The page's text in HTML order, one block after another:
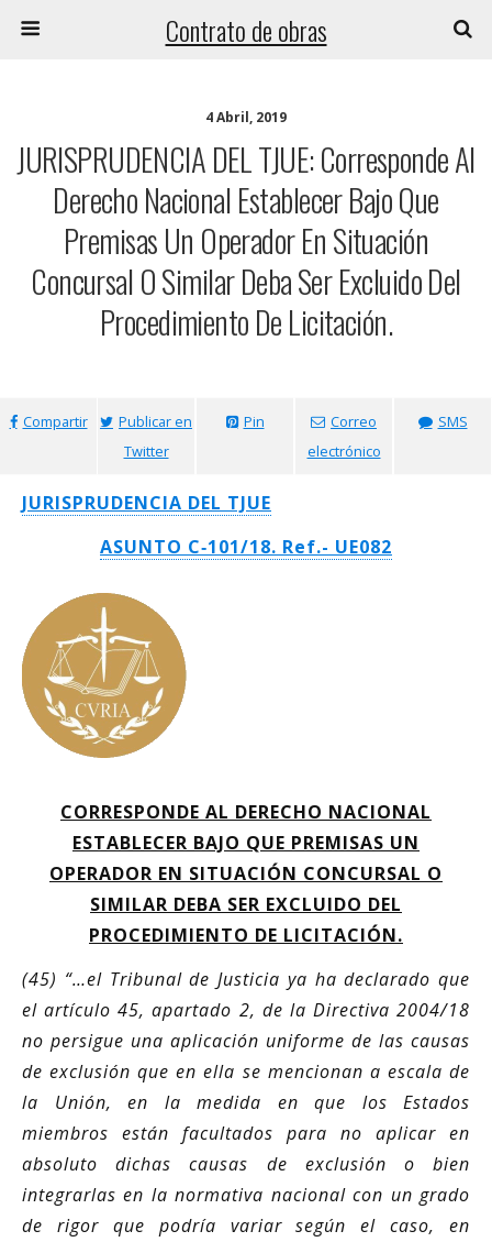
Contrato de obras
4 Abril, 2019
JURISPRUDENCIA DEL TJUE: Corresponde Al
Derecho Nacional Establecer Bajo Que
Premisas Un Operador En Situación
Concursal O Similar Deba Ser Excluido Del
Procedimiento De Licitación.
Compartir
Publicar en
Twitter
Pin
Correo
electrónico
SMS
JURISPRUDENCIA DEL TJUE
ASUNTO C‑101/18. Ref.- UE082
CORRESPONDE AL DERECHO NACIONAL
ESTABLECER BAJO QUE PREMISAS UN
OPERADOR EN SITUACIÓN CONCURSAL O
SIMILAR DEBA SER EXCLUIDO DEL
PROCEDIMIENTO DE LICITACIÓN.
(45) “…el Tribunal de Justicia ya ha declarado que
el artículo 45, apartado 2, de la Directiva 2004/18
no persigue una aplicación uniforme de las causas
de exclusión que en ella se mencionan a escala de
la Unión, en la medida en que los Estados
miembros están facultados para no aplicar en
absoluto dichas causas de exclusión o bien
integrarlas en la normativa nacional con un grado
de rigor que podría variar según el caso, en